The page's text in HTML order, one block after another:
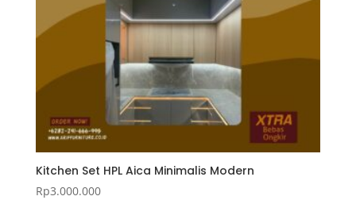
Kitchen Set HPL Aica Minimalis Modern
Rp3.000.000